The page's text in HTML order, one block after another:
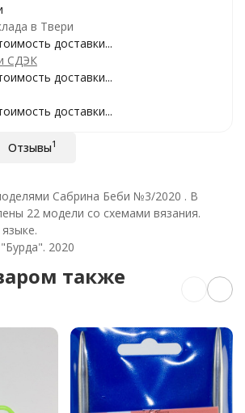
в Твери
доставки...
СДЭК
доставки...
доставки...
Отзывы1
Сабрина Беби №3/2020 . В
22 модели со схемами вязания.
2020
также